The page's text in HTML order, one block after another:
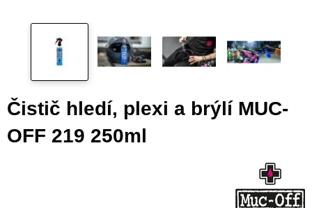
Čistič hledí, plexi a brýlí MUC-
OFF 219 250ml